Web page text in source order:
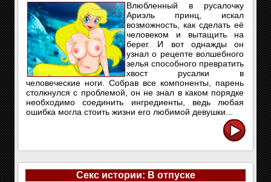
Влюбленный в русалочку
Ариэль принц, искал
возможность, как сделать её
человеком и вытащить на
берег. И вот однажды он
узнал о рецепте волшебного
зелья способного превратить
хвост русалки в
человеческие ноги. Собрав все компоненты, парень
столкнулся с проблемой, он не знал в каком порядке
необходимо соединить ингредиенты, ведь любая
ошибка могла стоить жизни его любимой девушки...
Секс истории: В отпуске